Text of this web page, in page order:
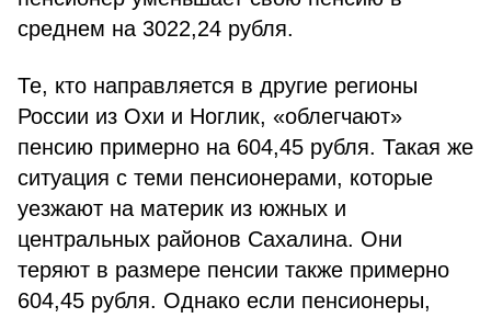
среднем на 3022,24 рубля.
Те, кто направляется в другие регионы
России из Охи и Ноглик, «облегчают»
пенсию примерно на 604,45 рубля. Такая же
ситуация с теми пенсионерами, которые
уезжают на материк из южных и
центральных районов Сахалина. Они
теряют в размере пенсии также примерно
604,45 рубля. Однако если пенсионеры,